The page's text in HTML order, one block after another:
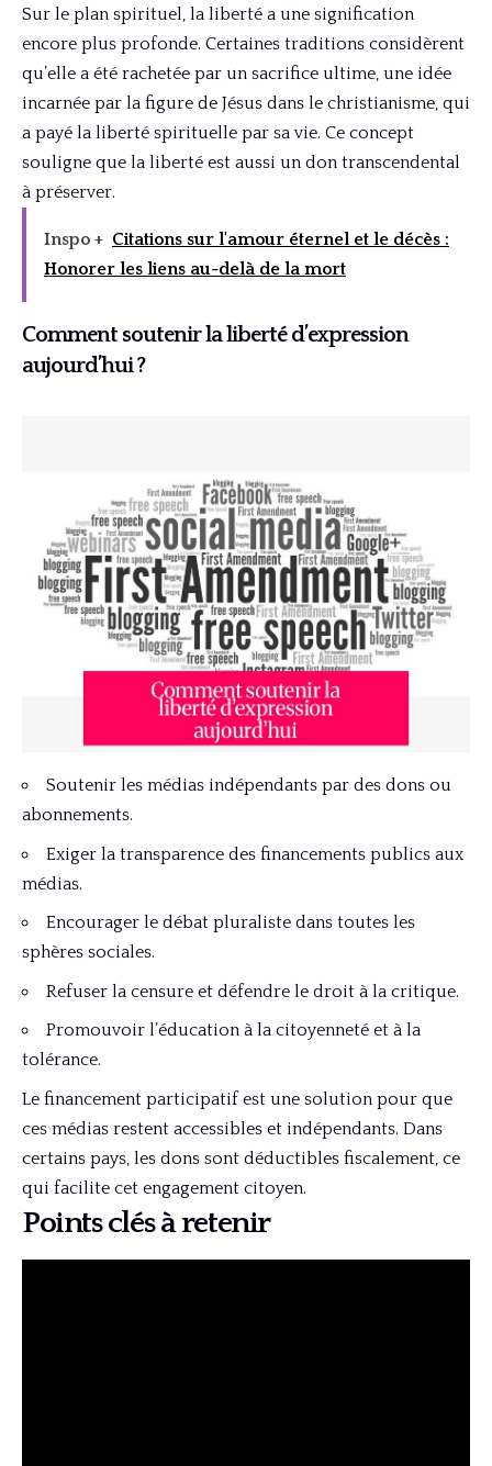
Sur le plan spirituel, la liberté a une signification
encore plus profonde. Certaines traditions considèrent
qu’elle a été rachetée par un sacrifice ultime, une idée
incarnée par la figure de Jésus dans le christianisme, qui
a payé la liberté spirituelle par sa vie. Ce concept
souligne que la liberté est aussi un don transcendental
à préserver.
Inspo + Citations sur l'amour éternel et le décès :
Honorer les liens au-delà de la mort
Comment soutenir la liberté d’expression
aujourd’hui ?
Soutenir les médias indépendants par des dons ou
abonnements.
Exiger la transparence des financements publics aux
médias.
Encourager le débat pluraliste dans toutes les
sphères sociales.
Refuser la censure et défendre le droit à la critique.
Promouvoir l’éducation à la citoyenneté et à la
tolérance.
Le financement participatif est une solution pour que
ces médias restent accessibles et indépendants. Dans
certains pays, les dons sont déductibles fiscalement, ce
qui facilite cet engagement citoyen.
Points clés à retenir